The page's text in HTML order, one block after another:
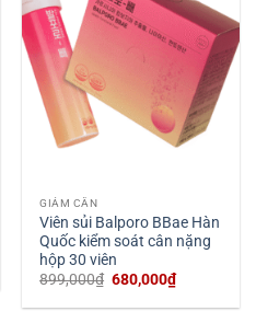
GIẢM CÂN
Viên sủi Balporo BBae Hàn
Quốc kiểm soát cân nặng
hộp 30 viên
899,000₫ Giá
là:
680,000₫Giá
hiện
tại